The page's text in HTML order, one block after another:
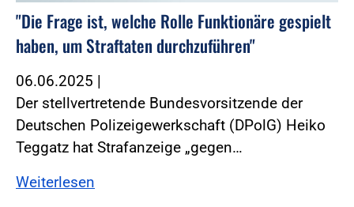
"Die Frage ist, welche Rolle Funktionäre gespielt
haben, um Straftaten durchzuführen"
06.06.2025 |
Der stellvertretende Bundesvorsitzende der
Deutschen Polizeigewerkschaft (DPolG) Heiko
Teggatz hat Strafanzeige „gegen…
Weiterlesen